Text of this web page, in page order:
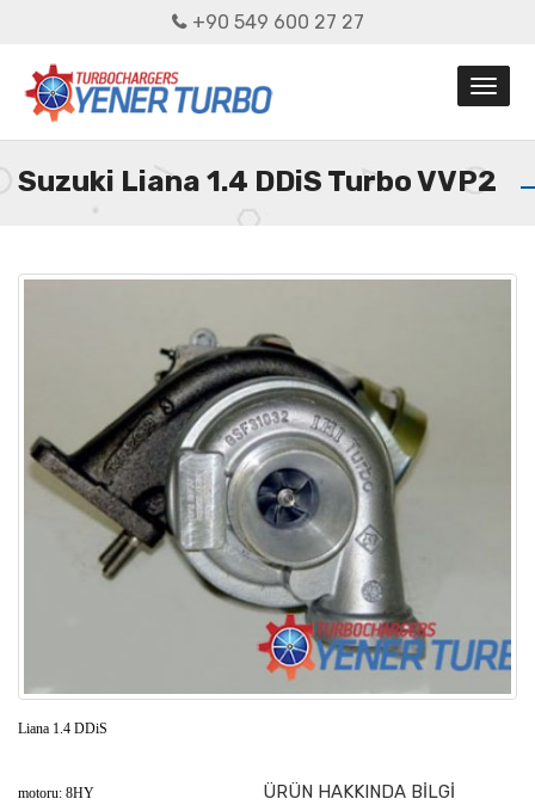
+90 549 600 27 27
Suzuki Liana 1.4 DDiS Turbo VVP2
Liana 1.4 DDiS
motoru: 8HY ÜRÜN HAKKINDA BİLGİ